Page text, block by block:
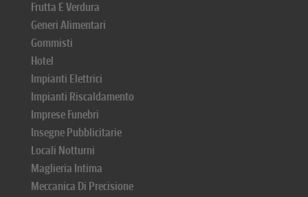
Frutta E Verdura
Generi Alimentari
Gommisti
Hotel
Impianti Elettrici
Impianti Riscaldamento
Imprese Funebri
Insegne Pubblicitarie
Locali Notturni
Maglieria Intima
Meccanica Di Precisione